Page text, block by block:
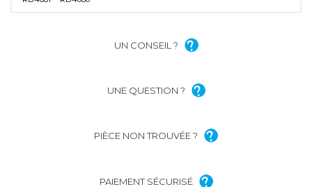
UN CONSEIL ?
UNE QUESTION ?
PIÈCE NON TROUVÉE ?
PAIEMENT SÉCURISÉ